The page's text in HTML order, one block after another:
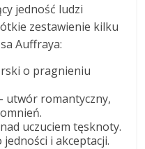
jedność ludzi
zestawienie kilku
Auffraya:
o pragnieniu
utwór romantyczny,
uczuciem tęsknoty.
i akceptacji.